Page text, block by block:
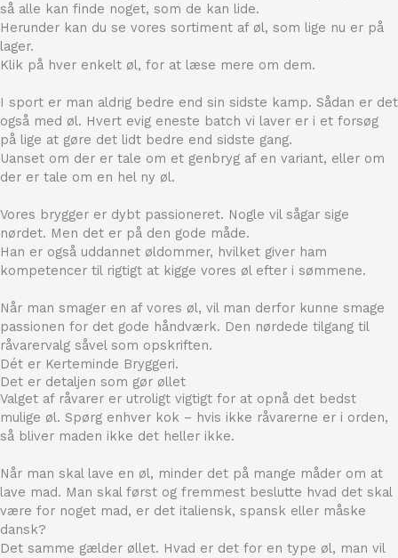
så alle kan finde noget, som de kan lide.
Herunder kan du se vores sortiment af øl, som lige nu er på
lager.
Klik på hver enkelt øl, for at læse mere om dem.
I sport er man aldrig bedre end sin sidste kamp. Sådan er det
også med øl. Hvert evig eneste batch vi laver er i et forsøg
på lige at gøre det lidt bedre end sidste gang.
Uanset om der er tale om et genbryg af en variant, eller om
der er tale om en hel ny øl.
Vores brygger er dybt passioneret. Nogle vil sågar sige
nørdet. Men det er på den gode måde.
Han er også uddannet øldommer, hvilket giver ham
kompetencer til rigtigt at kigge vores øl efter i sømmene.
Når man smager en af vores øl, vil man derfor kunne smage
passionen for det gode håndværk. Den nørdede tilgang til
råvarervalg såvel som opskriften.
Dét er Kerteminde Bryggeri.
Det er detaljen som gør øllet
Valget af råvarer er utroligt vigtigt for at opnå det bedst
mulige øl. Spørg enhver kok – hvis ikke råvarerne er i orden,
så bliver maden ikke det heller ikke.
Når man skal lave en øl, minder det på mange måder om at
lave mad. Man skal først og fremmest beslutte hvad det skal
være for noget mad, er det italiensk, spansk eller måske
dansk?
Det samme gælder øllet. Hvad er det for en type øl, man vil